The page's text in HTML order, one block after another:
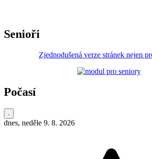
Senioři
Zjednodušená verze stránek nejen
Počasí
dnes, neděle 9. 8. 2026